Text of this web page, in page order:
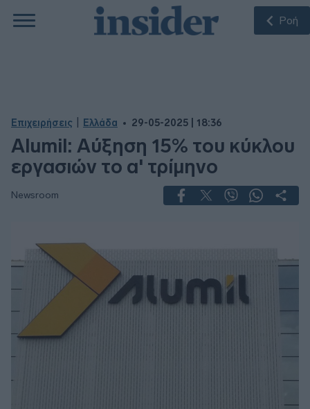
Ροή
Επιχειρήσεις Ελλάδα 29-05-2025 | 18:36
Alumil: Αύξηση 15% του κύκλου
εργασιών το α' τρίμηνο
Newsroom